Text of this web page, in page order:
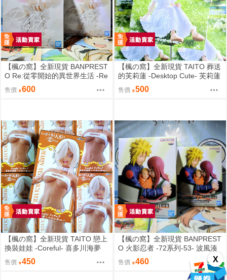
X
【楓の窩】全新現貨 BANPREST
O Re:從零開始的異世界生活 -Re
lax time- 拉姆 甜蜜天使ver.【日
版】
售價 600
【楓の窩】全新現貨 TAITO 葬送
的芙莉蓮 -Desktop Cute- 芙莉蓮
夏日連身裙ver.【日版】
售價 500
【楓の窩】全新現貨 TAITO 戀上
換裝娃娃 -Coreful- 喜多川海夢
貝羅妮卡ver.【日版】
售價 450
【楓の窩】全新現貨 BANPREST
O 火影忍者 -72系列-53- 波風湊
＆漩渦九品＆鳴人【日版】
售價 460